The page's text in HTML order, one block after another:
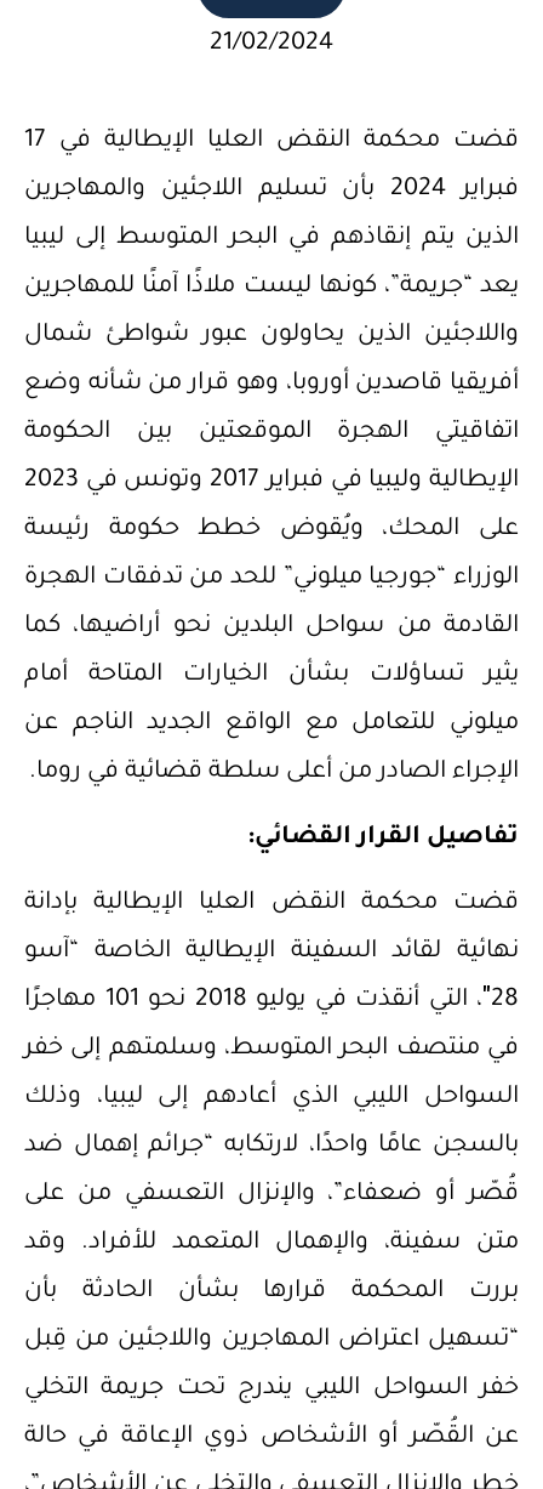
21/02/2024
قضت محكمة النقض العليا الإيطالية في 17
فبراير 2024 بأن تسليم اللاجئين والمهاجرين
الذين يتم إنقاذهم في البحر المتوسط إلى ليبيا
يعد “جريمة”، كونها ليست ملاذًا آمنًا للمهاجرين
واللاجئين الذين يحاولون عبور شواطئ شمال
أفريقيا قاصدين أوروبا، وهو قرار من شأنه وضع
اتفاقيتي الهجرة الموقعتين بين الحكومة
الإيطالية وليبيا في فبراير 2017 وتونس في 2023
على المحك، ويُقوض خطط حكومة رئيسة
الوزراء “جورجيا ميلوني” للحد من تدفقات الهجرة
القادمة من سواحل البلدين نحو أراضيها، كما
يثير تساؤلات بشأن الخيارات المتاحة أمام
ميلوني للتعامل مع الواقع الجديد الناجم عن
الإجراء الصادر من أعلى سلطة قضائية في روما.
تفاصيل القرار القضائي:
قضت محكمة النقض العليا الإيطالية بإدانة
نهائية لقائد السفينة الإيطالية الخاصة “آسو
28″، التي أنقذت في يوليو 2018 نحو 101 مهاجرًا
في منتصف البحر المتوسط، وسلمتهم إلى خفر
السواحل الليبي الذي أعادهم إلى ليبيا، وذلك
بالسجن عامًا واحدًا، لارتكابه “جرائم إهمال ضد
قُصّر أو ضعفاء”، والإنزال التعسفي من على
متن سفينة، والإهمال المتعمد للأفراد. وقد
بررت المحكمة قرارها بشأن الحادثة بأن
“تسهيل اعتراض المهاجرين واللاجئين من قِبل
خفر السواحل الليبي يندرج تحت جريمة التخلي
عن القُصّر أو الأشخاص ذوي الإعاقة في حالة